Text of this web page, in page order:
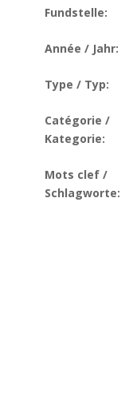
Fundstelle:
Année / Jahr:
Type / Typ:
Catégorie /
Kategorie:
Mots clef /
Schlagworte: